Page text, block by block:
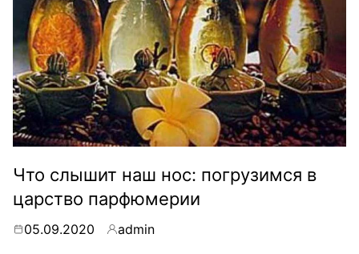
Что слышит наш нос: погрузимся в
царство парфюмерии
05.09.2020 Byadmin